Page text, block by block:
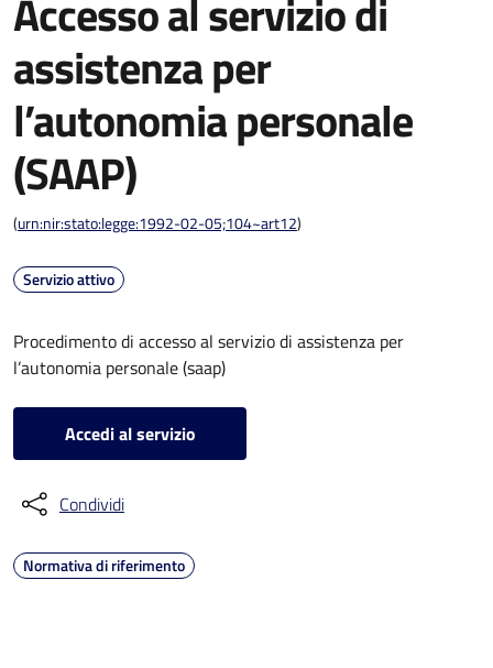
Accesso al servizio di
assistenza per
l’autonomia personale
(SAAP)
(urn:nir:stato:legge:1992-02-05;104~art12)
Servizio attivo
Procedimento di accesso al servizio di assistenza per
l’autonomia personale (saap)
Accedi al servizio
Condividi
Normativa di riferimento